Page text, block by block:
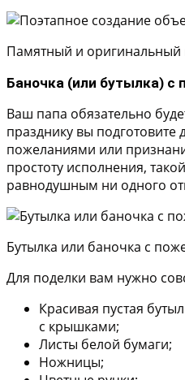
Памятный и оригинальный
Баночка (или бутылка) с
Ваш папа обязательно
празднику вы подготовите
пожеланиями или
простоту исполнения,
равнодушным ни одного
Бутылка или баночка с
Для поделки вам нужно
Красивая пустая
с крышками;
Листы белой бумаги;
Ножницы;